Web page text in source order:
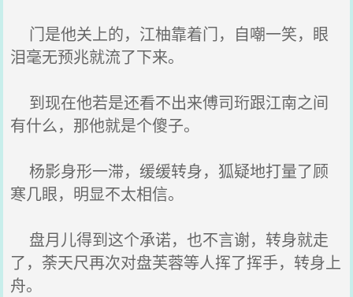
门是他关上的，江柚靠着门，自嘲一笑，眼
泪毫无预兆就流了下来。
到现在他若是还看不出来傅司珩跟江南之间
有什么，那他就是个傻子。
杨影身形一滞，缓缓转身，狐疑地打量了顾
寒几眼，明显不太相信。
盘月儿得到这个承诺，也不言谢，转身就走
了，荼天尺再次对盘芙蓉等人挥了挥手，转身上
舟。